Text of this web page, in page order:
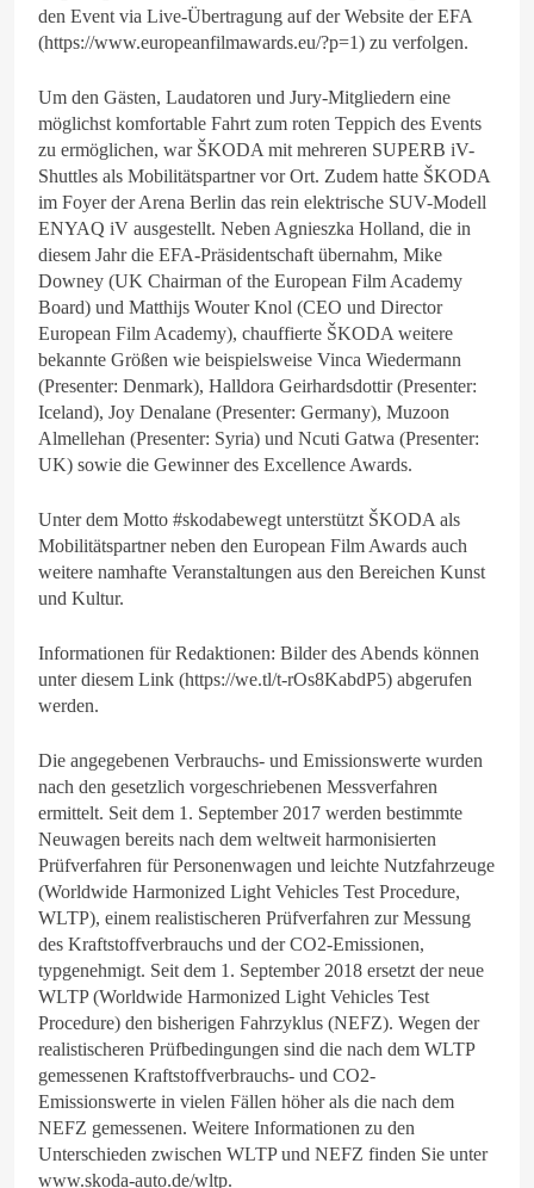
den Event via Live-Übertragung auf der Website der EFA
(https://www.europeanfilmawards.eu/?p=1) zu verfolgen.
Um den Gästen, Laudatoren und Jury-Mitgliedern eine
möglichst komfortable Fahrt zum roten Teppich des Events
zu ermöglichen, war ŠKODA mit mehreren SUPERB iV-
Shuttles als Mobilitätspartner vor Ort. Zudem hatte ŠKODA
im Foyer der Arena Berlin das rein elektrische SUV-Modell
ENYAQ iV ausgestellt. Neben Agnieszka Holland, die in
diesem Jahr die EFA-Präsidentschaft übernahm, Mike
Downey (UK Chairman of the European Film Academy
Board) und Matthijs Wouter Knol (CEO und Director
European Film Academy), chauffierte ŠKODA weitere
bekannte Größen wie beispielsweise Vinca Wiedermann
(Presenter: Denmark), Halldora Geirhardsdottir (Presenter:
Iceland), Joy Denalane (Presenter: Germany), Muzoon
Almellehan (Presenter: Syria) und Ncuti Gatwa (Presenter:
UK) sowie die Gewinner des Excellence Awards.
Unter dem Motto #skodabewegt unterstützt ŠKODA als
Mobilitätspartner neben den European Film Awards auch
weitere namhafte Veranstaltungen aus den Bereichen Kunst
und Kultur.
Informationen für Redaktionen: Bilder des Abends können
unter diesem Link (https://we.tl/t-rOs8KabdP5) abgerufen
werden.
Die angegebenen Verbrauchs- und Emissionswerte wurden
nach den gesetzlich vorgeschriebenen Messverfahren
ermittelt. Seit dem 1. September 2017 werden bestimmte
Neuwagen bereits nach dem weltweit harmonisierten
Prüfverfahren für Personenwagen und leichte Nutzfahrzeuge
(Worldwide Harmonized Light Vehicles Test Procedure,
WLTP), einem realistischeren Prüfverfahren zur Messung
des Kraftstoffverbrauchs und der CO2-Emissionen,
typgenehmigt. Seit dem 1. September 2018 ersetzt der neue
WLTP (Worldwide Harmonized Light Vehicles Test
Procedure) den bisherigen Fahrzyklus (NEFZ). Wegen der
realistischeren Prüfbedingungen sind die nach dem WLTP
gemessenen Kraftstoffverbrauchs- und CO2-
Emissionswerte in vielen Fällen höher als die nach dem
NEFZ gemessenen. Weitere Informationen zu den
Unterschieden zwischen WLTP und NEFZ finden Sie unter
www.skoda-auto.de/wltp.